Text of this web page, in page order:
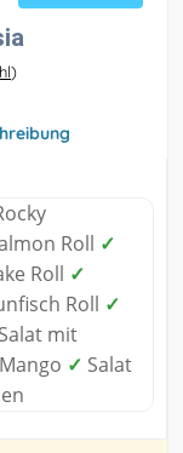
)
Roll ✓
Roll ✓
Roll ✓
Salat mit
✓ Salat